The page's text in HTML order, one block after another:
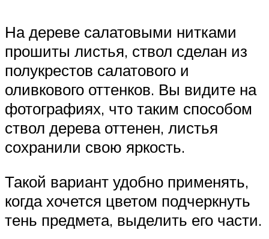
На дереве салатовыми нитками
прошиты листья, ствол сделан из
полукрестов салатового и
оливкового оттенков. Вы видите на
фотографиях, что таким способом
ствол дерева оттенен, листья
сохранили свою яркость.
Такой вариант удобно применять,
когда хочется цветом подчеркнуть
тень предмета, выделить его части.